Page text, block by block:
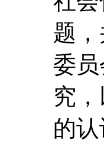
题
委
究
的认